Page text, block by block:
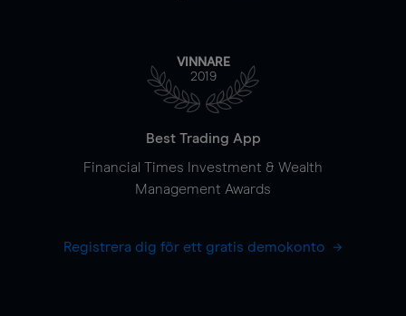
VINNARE
2019
Best Trading App
Financial Times Investment & Wealth
Management Awards
Registrera dig för ett gratis demokonto